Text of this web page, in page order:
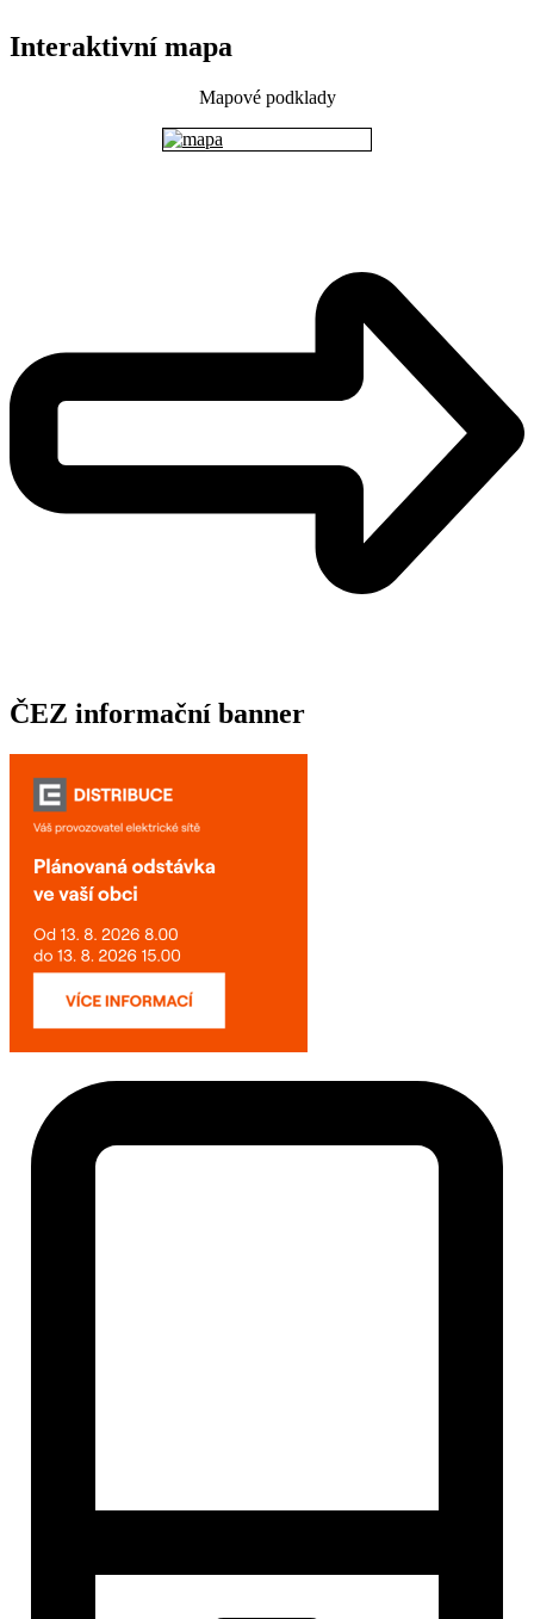
Interaktivní mapa
Mapové podklady
ČEZ informační banner